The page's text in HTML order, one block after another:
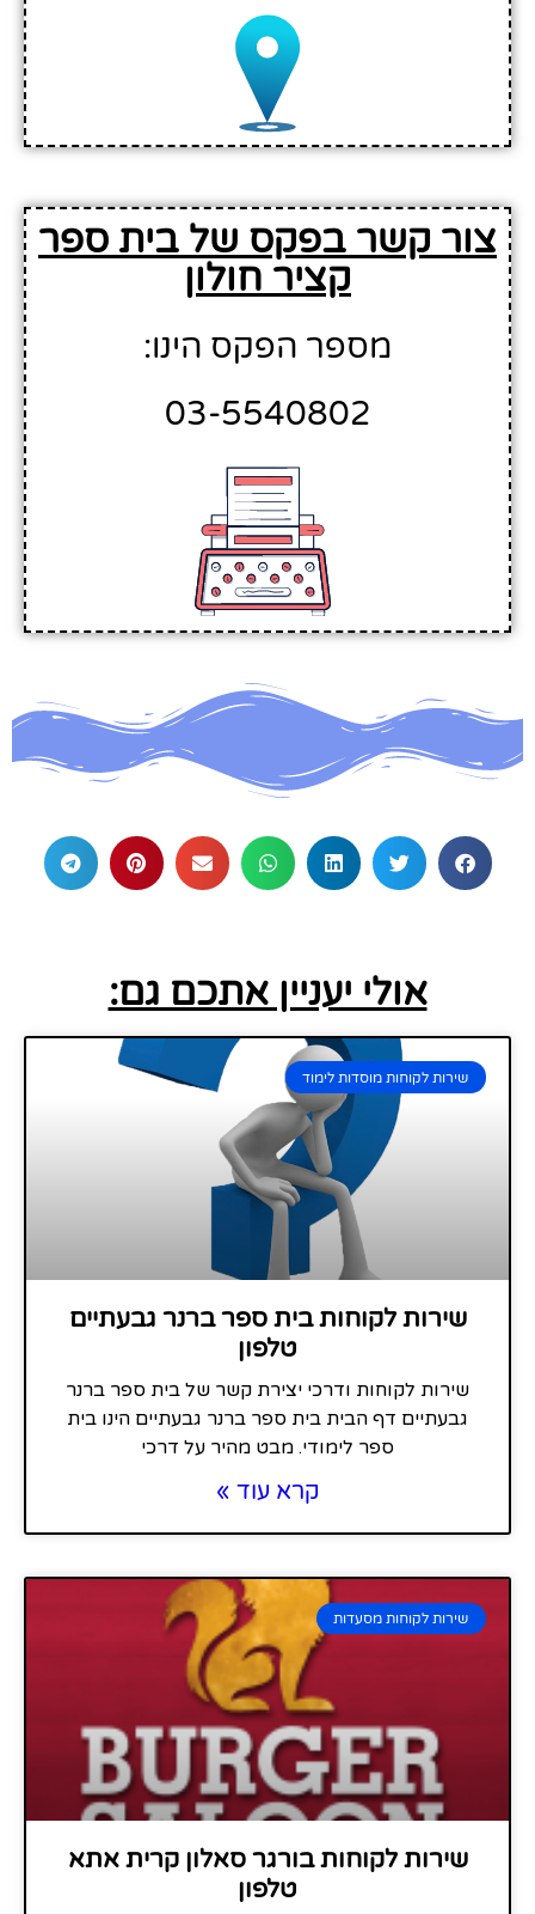
צור קשר בפקס של בית ספר
קציר חולון
מספר הפקס הינו:
03-5540802
אולי יעניין אתכם גם:
שירות לקוחות מוסדות לימוד
שירות לקוחות בית ספר ברנר גבעתיים
טלפון
שירות לקוחות ודרכי יצירת קשר של בית ספר ברנר
גבעתיים דף הבית בית ספר ברנר גבעתיים הינו בית
ספר לימודי. מבט מהיר על דרכי
קרא עוד »
שירות לקוחות מסעדות
שירות לקוחות בורגר סאלון קרית אתא
טלפון